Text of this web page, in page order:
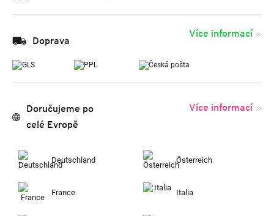
Doprava
Více informací
Doručujeme po
celé Evropě
Více informací
Deutschland Österreich
France Italia